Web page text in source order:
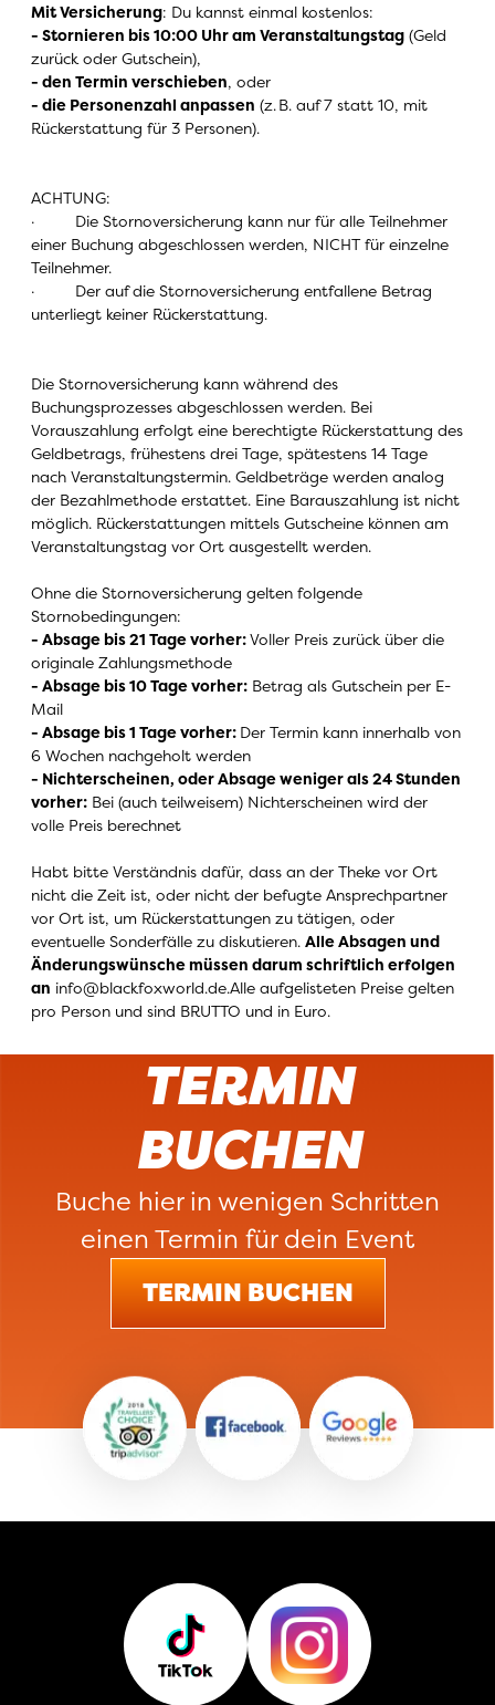
Mit Versicherung: Du kannst einmal kostenlos:
- Stornieren bis 10:00 Uhr am Veranstaltungstag (Geld
zurück oder Gutschein),
- den Termin verschieben, oder
- die Personenzahl anpassen (z.B. auf 7 statt 10, mit
Rückerstattung für 3 Personen).
ACHTUNG:
· Die Stornoversicherung kann nur für alle Teilnehmer
einer Buchung abgeschlossen werden, NICHT für einzelne
Teilnehmer.
· Der auf die Stornoversicherung entfallene Betrag
unterliegt keiner Rückerstattung.
Die Stornoversicherung kann während des
Buchungsprozesses abgeschlossen werden. Bei
Vorauszahlung erfolgt eine berechtigte Rückerstattung des
Geldbetrags, frühestens drei Tage, spätestens 14 Tage
nach Veranstaltungstermin. Geldbeträge werden analog
der Bezahlmethode erstattet. Eine Barauszahlung ist nicht
möglich. Rückerstattungen mittels Gutscheine können am
Veranstaltungstag vor Ort ausgestellt werden.
Ohne die Stornoversicherung gelten folgende
Stornobedingungen:
- Absage bis 21 Tage vorher:Voller Preis zurück über die
originale Zahlungsmethode
- Absage bis 10 Tage vorher: Betrag als Gutschein per E-
Mail
- Absage bis 1 Tage vorher: Der Termin kann innerhalb von
6 Wochen nachgeholt werden
- Nichterscheinen, oder Absage weniger als 24 Stunden
vorher: Bei (auch teilweisem) Nichterscheinen wird der
volle Preis berechnet
Habt bitte Verständnis dafür, dass an der Theke vor Ort
nicht die Zeit ist, oder nicht der befugte Ansprechpartner
vor Ort ist, um Rückerstattungen zu tätigen, oder
eventuelle Sonderfälle zu diskutieren. Alle Absagen und
Änderungswünsche müssen darum schriftlich erfolgen
an info@blackfoxworld.de.Alle aufgelisteten Preise gelten
pro Person und sind BRUTTO und in Euro.
TERMIN
BUCHEN
Buche hier in wenigen Schritten
einen Termin für dein Event
TERMIN BUCHEN